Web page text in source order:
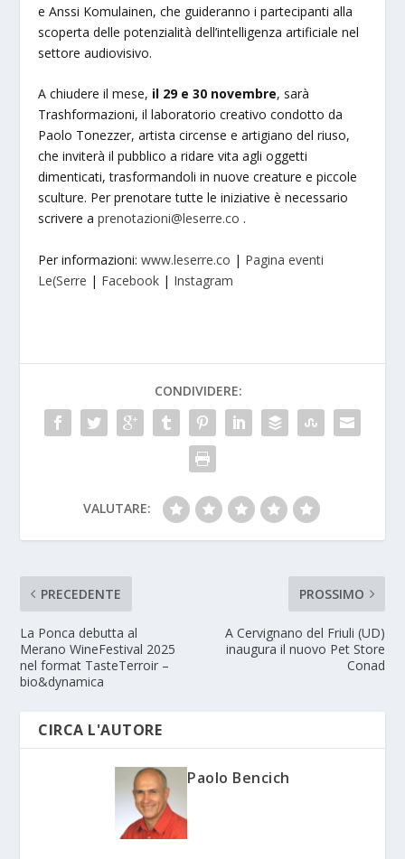
e Anssi Komulainen, che guideranno i partecipanti alla
scoperta delle potenzialità dell’intelligenza artificiale nel
settore audiovisivo.
A chiudere il mese, il 29 e 30 novembre, sarà
Trashformazioni, il laboratorio creativo condotto da
Paolo Tonezzer, artista circense e artigiano del riuso,
che inviterà il pubblico a ridare vita agli oggetti
dimenticati, trasformandoli in nuove creature e piccole
sculture. Per prenotare tutte le iniziative è necessario
scrivere aprenotazioni@leserre.co .
Per informazioni:www.leserre.co | Pagina eventi
Le(Serre | Facebook | Instagram
CONDIVIDERE:
VALUTARE:
PRECEDENTE
La Ponca debutta al
Merano WineFestival 2025
nel format TasteTerroir –
bio&dynamica
PROSSIMO
A Cervignano del Friuli (UD)
inaugura il nuovo Pet Store
Conad
CIRCA L'AUTORE
Paolo Bencich